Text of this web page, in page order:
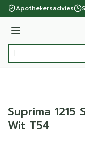
Ga naar de inhoud
Apothekersadvies
Menu
Product, merk,
Suprima 1215
Wit T54